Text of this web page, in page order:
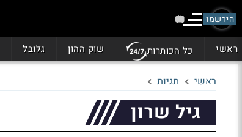
הירשמו
ראשי כל הכותרות שוק ההון גלובל
ראשי תגיות
גיל שרון